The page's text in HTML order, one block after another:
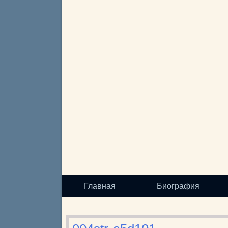
Главная Биография